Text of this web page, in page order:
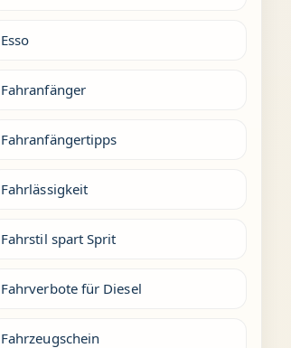
Esso
Fahranfänger
Fahranfängertipps
Fahrlässigkeit
Fahrstil spart Sprit
Fahrverbote für Diesel
Fahrzeugschein